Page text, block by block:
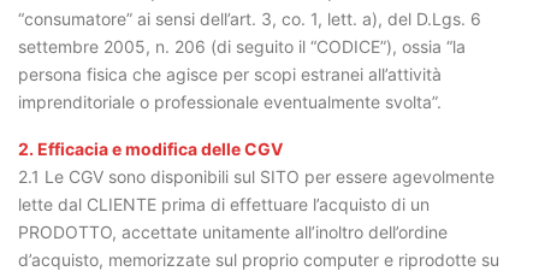
“consumatore” ai sensi dell’art. 3, co. 1, lett. a), del D.Lgs. 6
settembre 2005, n. 206 (di seguito il “CODICE”), ossia “la
persona fisica che agisce per scopi estranei all’attività
imprenditoriale o professionale eventualmente svolta”.
2. Efficacia e modifica delle CGV
2.1 Le CGV sono disponibili sul SITO per essere agevolmente
lette dal CLIENTE prima di effettuare l’acquisto di un
PRODOTTO, accettate unitamente all’inoltro dell’ordine
d’acquisto, memorizzate sul proprio computer e riprodotte su